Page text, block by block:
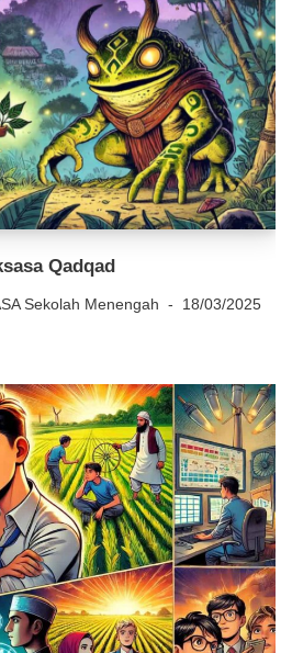
Qadqad
Sekolah Menengah 18/03/2025